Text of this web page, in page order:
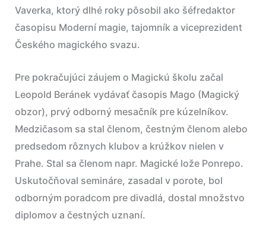
Vaverka, ktorý dlhé roky pôsobil ako šéfredaktor
časopisu Moderní magie, tajomník a viceprezident
Českého magického svazu.
Pre pokračujúci záujem o Magickú školu začal
Leopold Beránek vydávať časopis Mago (Magický
obzor), prvý odborný mesačník pre kúzelníkov.
Medzičasom sa stal členom, čestným členom alebo
predsedom rôznych klubov a krúžkov nielen v
Prahe. Stal sa členom napr. Magické lože Ponrepo.
Uskutočňoval semináre, zasadal v porote, bol
odborným poradcom pre divadlá, dostal množstvo
diplomov a čestných uznaní.